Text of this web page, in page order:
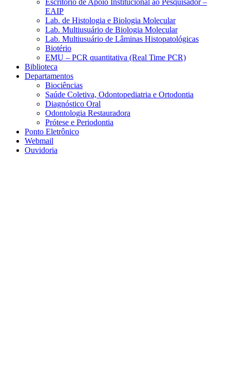
Escritório de Apoio Institucional ao Pesquisador –
EAIP
Lab. de Histologia e Biologia Molecular
Lab. Multiusuário de Biologia Molecular
Lab. Multiusuário de Lâminas Histopatológicas
Biotério
EMU – PCR quantitativa (Real Time PCR)
Biblioteca
Departamentos
Biociências
Saúde Coletiva, Odontopediatria e Ortodontia
Diagnóstico Oral
Odontologia Restauradora
Prótese e Periodontia
Ponto Eletrônico
Webmail
Ouvidoria